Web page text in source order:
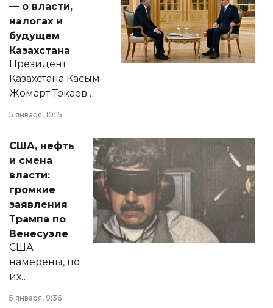
— о власти,
налогах и
будущем
Казахстана
Президент
Казахстана Касым-
Жомарт Токаев
сразу несколько
актуальных тем —
от слухов о
политических
реформах до
вопросов армии,
экономики и
личного здоровья.
5 января, 10:15
США, нефть
и смена
власти:
громкие
заявления
Трампа по
Венесуэле
США
намерены, по
их
5 января, 9:36